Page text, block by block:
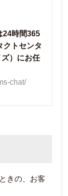
24時間365
クトセンタ
）にお任
chat/
きの、お客